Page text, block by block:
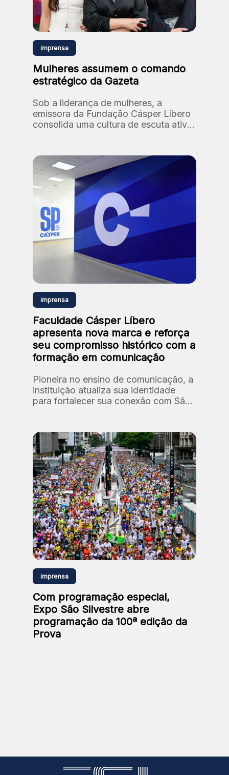
imprensa
Mulheres assumem o comando
estratégico da Gazeta
Sob a liderança de mulheres, a
emissora da Fundação Cásper Líbero
consolida uma cultura de escuta ativa
relevância social
imprensa
Faculdade Cásper Líbero
apresenta nova marca e reforça
seu compromisso histórico com a
formação em comunicação
Pioneira no ensino de comunicação, a
instituição atualiza sua identidade
para fortalecer sua conexão com São
imprensa
Com programação especial,
Expo São Silvestre abre
programação da 100ª edição da
Prova